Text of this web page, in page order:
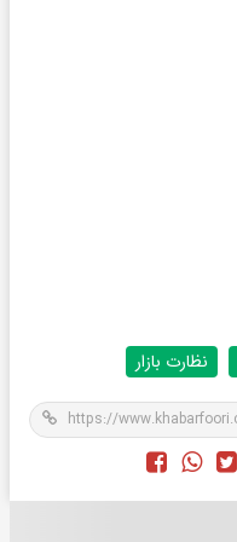
نظارت بازار